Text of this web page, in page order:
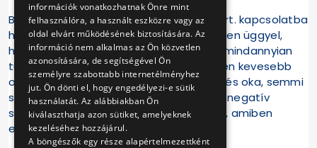
Bízunk benne, nem az az indoka a BKV Zrt. kapcsolatba
hozatalának egy tőlünk teljesen független üggyel,
hogy így többen olvassák a hírt, hiszen mindannyian
tudjuk, hogy a VT Transman Kft. a címben kevesebb
olvasót/nézőt generál. Bármi is a tévedés oka, semmi
sem magyarázat arra, hogy a BKV Zrt-t negatív
színben tüntessék fel egy olyan ügyben, amiben
egyáltalán nem érintett.
információk vonatkozhatnak Önre mint
felhasználóra, a használt eszközre vagy az
oldal elvárt működésének biztosítására. Az
információ nem alkalmas az Ön közvetlen
azonosítására, de segítségével Ön
személyre szabottabb internetélményhez
jut. Ön dönti el, hogy engedélyezi-e sütik
használatát. Az alábbiakban Ön
kiválaszthatja azon sütiket, amelyeknek
kezeléséhez hozzájárul.
A böngészők egy része alapértelmezettként